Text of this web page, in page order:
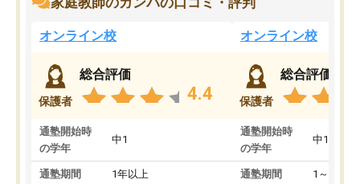
オンライン校
保護者
総合評価
4.4
通塾開始時
の学年
中1
通塾期間 1年以上
オンライン校
保護者
総合評価
通塾開始時
の学年
中1
通塾期間 1～3ヵ月